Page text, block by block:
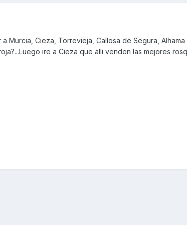
Murcia, Cieza, Torrevieja, Callosa de Segura,
ire a Cieza que alli venden las mejores